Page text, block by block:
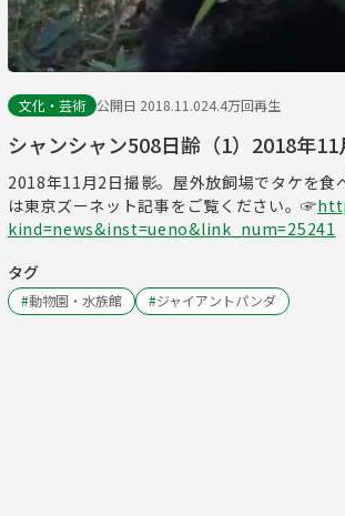
文化・芸術 公開日 2018.11.024.4万回再生
シャンシャン508日齢（1）2018年
2018年11月2日撮影。屋外放飼場でタケを食
は東京ズーネット記事をご覧ください。☞
kind=news&inst=ueno&link_num=25241
タグ
#動物園・水族館 #ジャイアントパンダ